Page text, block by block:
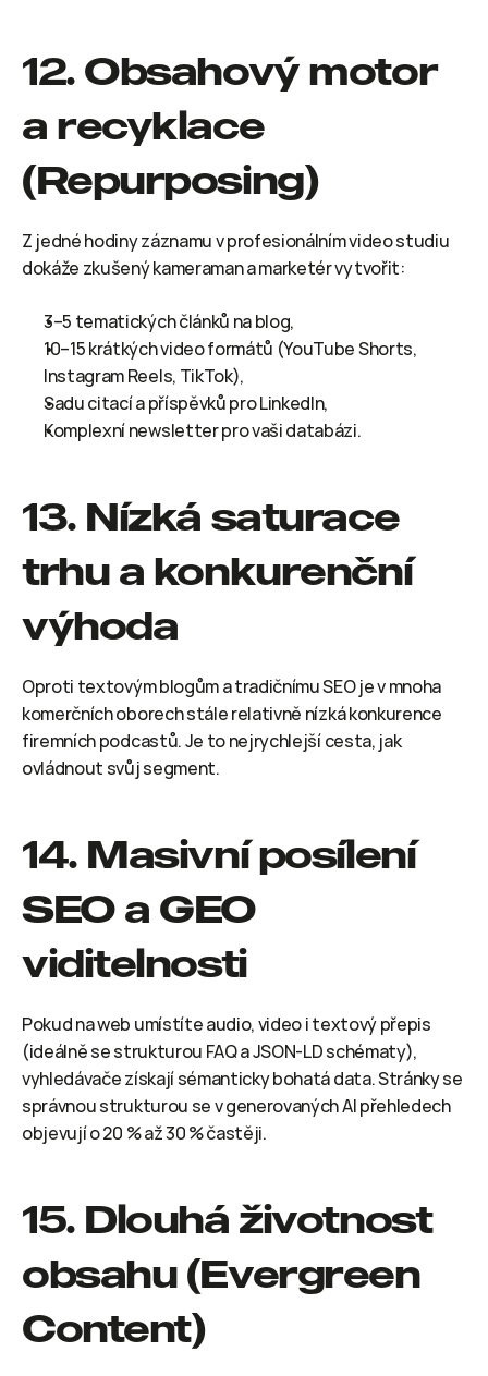
12. Obsahový motor
a recyklace
(Repurposing)
Z jedné hodiny záznamu v profesionálním video studiu
dokáže zkušený kameraman a marketér vytvořit:
3–5 tematických článků na blog,
10–15 krátkých video formátů (YouTube Shorts,
Instagram Reels, TikTok),
Sadu citací a příspěvků pro LinkedIn,
Komplexní newsletter pro vaši databázi.
13. Nízká saturace
trhu a konkurenční
výhoda
Oproti textovým blogům a tradičnímu SEO je v mnoha
komerčních oborech stále relativně nízká konkurence
firemních podcastů. Je to nejrychlejší cesta, jak
ovládnout svůj segment.
14. Masivní posílení
SEO a GEO
viditelnosti
Pokud na web umístíte audio, video i textový přepis
(ideálně se strukturou FAQ a JSON-LD schématy),
vyhledávače získají sémanticky bohatá data. Stránky se
správnou strukturou se v generovaných AI přehledech
objevují o 20 % až 30 % častěji.
15. Dlouhá životnost
obsahu (Evergreen
Content)